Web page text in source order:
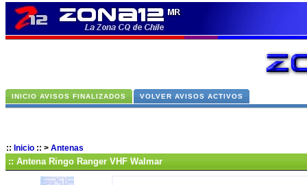
INICIO AVISOS FINALIZADOS VOLVER AVISOS ACTIVOS
:: Inicio :: > Antenas
:: Antena Ringo Ranger VHF Walmar